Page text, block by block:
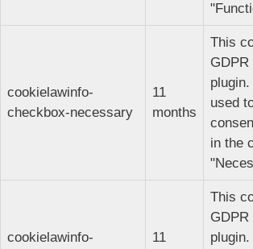
cookielawinfo-
checkbox-necessary
11
months
This
used
in the
cookielawinfo-
11
This